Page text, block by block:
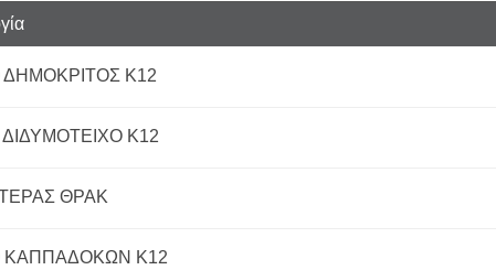
Κ12
Κ12
ΘΡΑΚ
ΚΑΠΠΑΔΟΚΩΝ Κ12